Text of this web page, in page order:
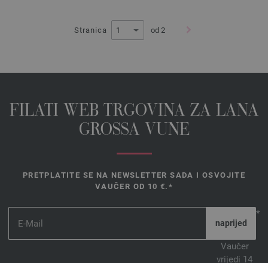
Stranica od 2
FILATI WEB TRGOVINA ZA LANA
GROSSA VUNE
PRETPLATITE SE NA NEWSLETTER SADA I OSVOJITE
VAUČER OD 10 €.*
*
Vaučer
vrijedi 14